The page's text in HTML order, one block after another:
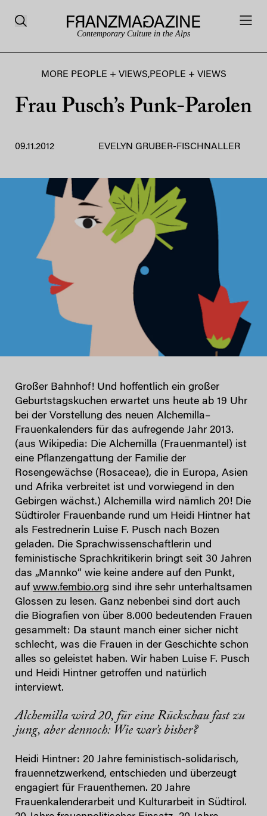
Contemporary Culture in the Alps
MORE PEOPLE + VIEWS,PEOPLE + VIEWS
Frau Pusch’s Punk-Parolen
09.11.2012 EVELYN GRUBER-FISCHNALLER
Großer Bahnhof! Und hoffentlich ein großer
Geburtstagskuchen erwartet uns heute ab 19 Uhr
bei der Vorstellung des neuen Alchemilla–
Frauenkalenders für das aufregende Jahr 2013.
(aus Wikipedia: Die Alchemilla (Frauenmantel) ist
eine Pflanzengattung der Familie der
Rosengewächse (Rosaceae), die in Europa, Asien
und Afrika verbreitet ist und vorwiegend in den
Gebirgen wächst.) Alchemilla wird nämlich 20! Die
Südtiroler Frauenbande rund um Heidi Hintner hat
als Festrednerin Luise F. Pusch nach Bozen
geladen. Die Sprachwissenschaftlerin und
feministische Sprachkritikerin bringt seit 30 Jahren
das „Mannko“ wie keine andere auf den Punkt,
auf www.fembio.org sind ihre sehr unterhaltsamen
Glossen zu lesen. Ganz nebenbei sind dort auch
die Biografien von über 8.000 bedeutenden Frauen
gesammelt: Da staunt manch einer sicher nicht
schlecht, was die Frauen in der Geschichte schon
alles so geleistet haben. Wir haben Luise F. Pusch
und Heidi Hintner getroffen und natürlich
interviewt.
Alchemilla wird 20, für eine Rückschau fast zu
jung, aber dennoch: Wie war’s bisher?
Heidi Hintner: 20 Jahre feministisch-solidarisch,
frauennetzwerkend, entschieden und überzeugt
engagiert für Frauenthemen. 20 Jahre
Frauenkalenderarbeit und Kulturarbeit in Südtirol.